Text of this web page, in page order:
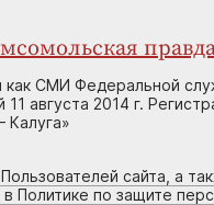
СМИ Федеральной
августа 2014 г.
Калуга»
сайта, а
Политике по защите